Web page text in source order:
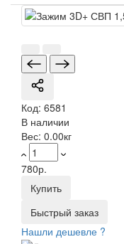
Код: 6581
В наличии
Вес: 0.00кг
780р.
Купить
Быстрый заказ
Нашли дешевле ?